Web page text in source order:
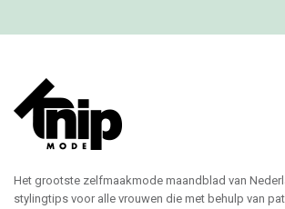
Het grootste zelfmaakmode maandblad van
stylingtips voor alle vrouwen die met behulp van